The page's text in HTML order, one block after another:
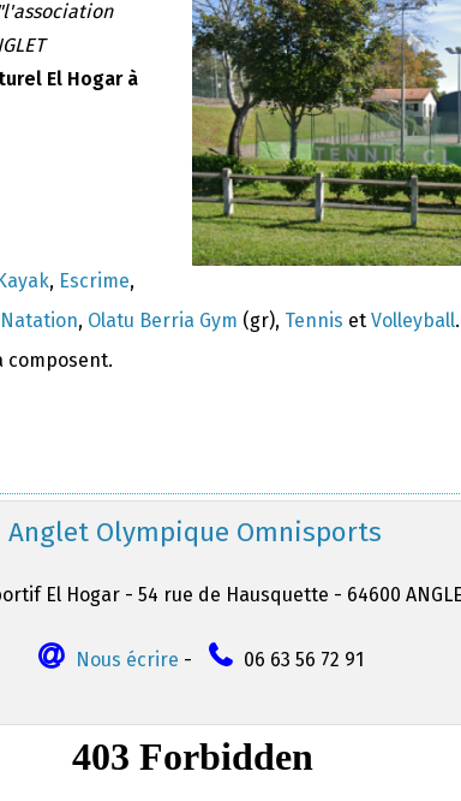
"l'association
El Hogar à
, Escrime,
Natation, Olatu Berria Gym (gr), Tennis et Volleyball.
composent.
Anglet Olympique Omnisports
El Hogar - 54 rue de Hausquette - 64600
Nous écrire - 06 63 56 72 91